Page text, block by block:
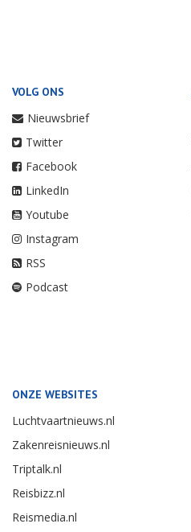
VOLG ONS
Nieuwsbrief
Twitter
Facebook
LinkedIn
Youtube
Instagram
RSS
Podcast
ONZE WEBSITES
Luchtvaartnieuws.nl
Zakenreisnieuws.nl
Triptalk.nl
Reisbizz.nl
Reismedia.nl